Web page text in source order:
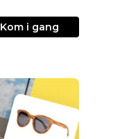
Kom i gang